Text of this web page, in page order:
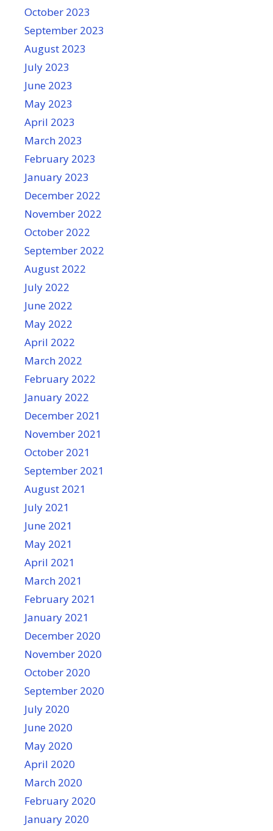
October 2023
September 2023
August 2023
July 2023
June 2023
May 2023
April 2023
March 2023
February 2023
January 2023
December 2022
November 2022
October 2022
September 2022
August 2022
July 2022
June 2022
May 2022
April 2022
March 2022
February 2022
January 2022
December 2021
November 2021
October 2021
September 2021
August 2021
July 2021
June 2021
May 2021
April 2021
March 2021
February 2021
January 2021
December 2020
November 2020
October 2020
September 2020
July 2020
June 2020
May 2020
April 2020
March 2020
February 2020
January 2020